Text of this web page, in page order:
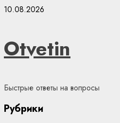
Skip
10.08.2026
Otvetin
Быстрые ответы на вопросы
Рубрики